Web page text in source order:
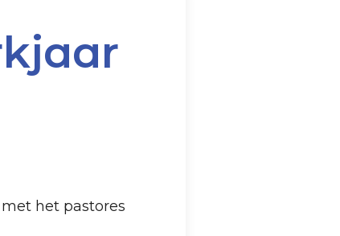
het pastores